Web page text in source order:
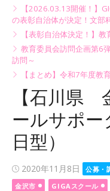
【2026.03.13開催！】
の表彰自治体が決定！文部
【表彰自治体決定！】
教育委員会訪問企画第6
訪問～
【まとめ】令和7年度教
【石川県
ールサポー
日型）
Posted
on
2020年11月8日 公募・
金沢市
GIGAスクール